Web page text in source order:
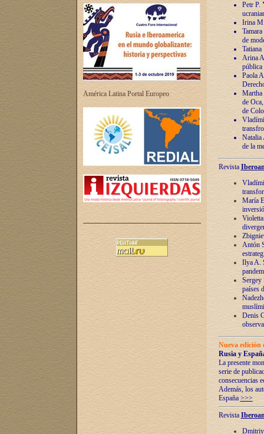
América Latina Portal Europeo
Petr P.
Irina
de
Arina
pública
Paola
Martha
de
de
Natalia
de la
Revista
María
Antón
Ilya A.
Sergey
países
Denis
Nueva
Rusia y
La presente
serie de
consecuencias
Además, los
España >>>
Revista
Dmitriy